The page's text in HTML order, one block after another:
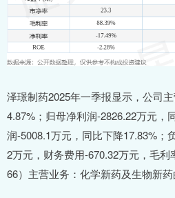
泽璟制药2025年一季报显示，公司
4.87%；归母净利润-2826.22万元，
润-5008.1万元，同比下降17.83%；
2万元，财务费用-670.32万元，毛
66）主营业务：化学新药及生物新药